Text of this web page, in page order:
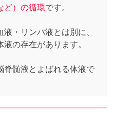
ど）の循環です。
・リンパ液とは別に、
の存在があります。
脊髄液とよばれる体液で